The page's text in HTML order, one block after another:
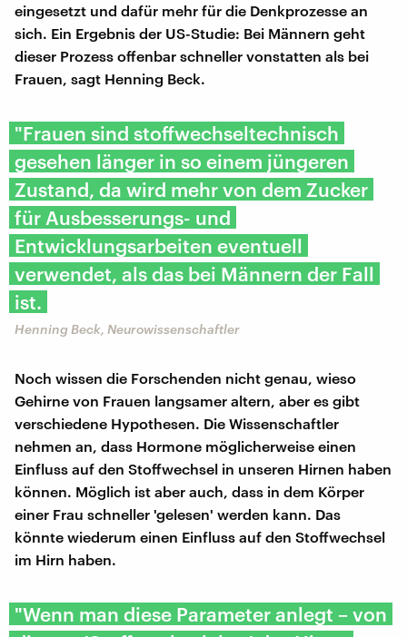
eingesetzt und dafür mehr für die Denkprozesse an
sich. Ein Ergebnis der US-Studie: Bei Männern geht
dieser Prozess offenbar schneller vonstatten als bei
Frauen, sagt Henning Beck.
"Frauen sind stoffwechseltechnisch
gesehen länger in so einem jüngeren
Zustand, da wird mehr von dem Zucker
für Ausbesserungs- und
Entwicklungsarbeiten eventuell
verwendet, als das bei Männern der Fall
ist.
Henning Beck, Neurowissenschaftler
Noch wissen die Forschenden nicht genau, wieso
Gehirne von Frauen langsamer altern, aber es gibt
verschiedene Hypothesen. Die Wissenschaftler
nehmen an, dass Hormone möglicherweise einen
Einfluss auf den Stoffwechsel in unseren Hirnen haben
können. Möglich ist aber auch, dass in dem Körper
einer Frau schneller 'gelesen' werden kann. Das
könnte wiederum einen Einfluss auf den Stoffwechsel
im Hirn haben.
"Wenn man diese Parameter anlegt – von